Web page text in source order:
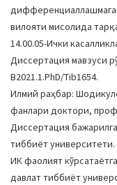
вилояти мисолида
14.00.05-Ички
Диссертация мавзуси
В2021.1.PhD/Tib1654.
Илмий раҳбар:
фанлари доктори,
Диссертация
тиббиёт университети.
ИК фаолият
давлат тиббиёт